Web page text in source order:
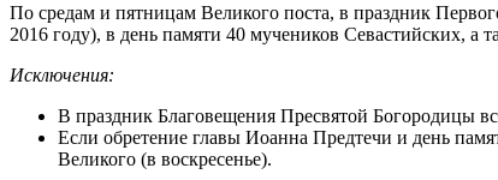
По средам и пятницам Великого поста, в праздник
2016 году), в день памяти 40 мучеников Севастийских, а
Исключения:
В праздник Благовещения Пресвятой Богородицы
Если обретение главы Иоанна Предтечи и день
Великого (в воскресенье).